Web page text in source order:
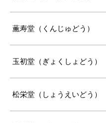
薫寿堂（くんじゅどう）
玉初堂（ぎょくしょどう）
松栄堂（しょうえいどう）